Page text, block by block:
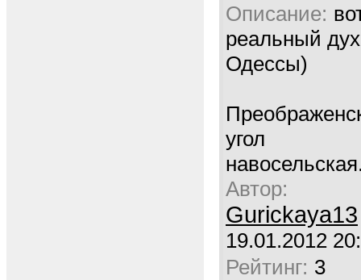
Описание:
реальный дух
Одессы)
угол
Автор:
Gurickaya13
19.01.2012
Рейтинг: 3